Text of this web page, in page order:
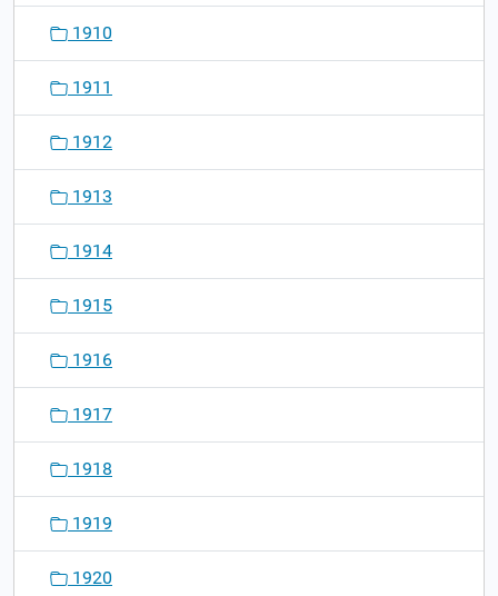
1910
1911
1912
1913
1914
1915
1916
1917
1918
1919
1920